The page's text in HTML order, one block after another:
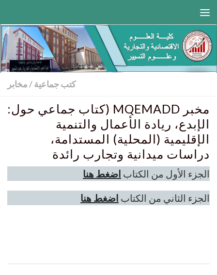
كتب جماعية/مخابر
مخبر MQEMADD (كتاب جماعي حول:
الإبدع، ريادة الأعمال والتنمية
الإقليمية (المحلية) المستدامة،
دراسات ميدانية وتجارب رائدة
الجزء الأول من الكتاب اضغط هنا
الجزء الثاني من الكتاب اضغط هنا